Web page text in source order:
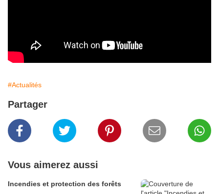
#Actualités
Partager
Vous aimerez aussi
Incendies et protection des forêts